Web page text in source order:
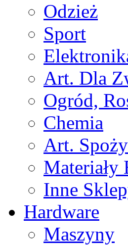
Odzież
Sport
Art. Dla
Ogród,
Chemia
Art.
Materiały
Inne
Hardware
Maszyny